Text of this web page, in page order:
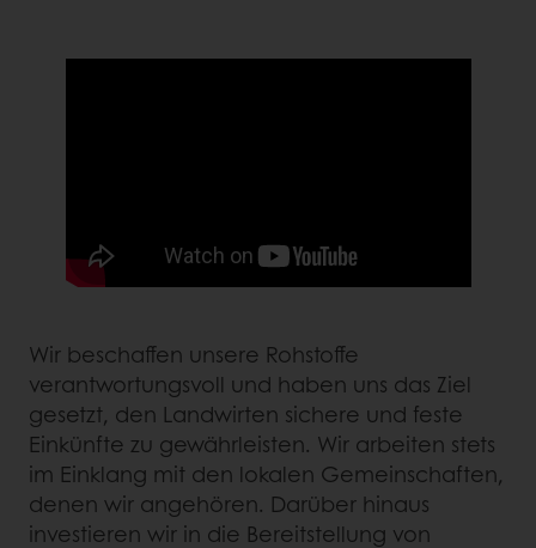
Wir beschaffen unsere Rohstoffe
verantwortungsvoll und haben uns das Ziel
gesetzt, den Landwirten sichere und feste
Einkünfte zu gewährleisten. Wir arbeiten stets
im Einklang mit den lokalen Gemeinschaften,
denen wir angehören. Darüber hinaus
investieren wir in die Bereitstellung von